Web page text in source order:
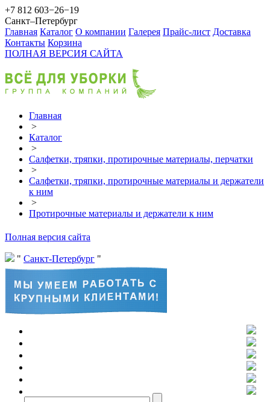
+7 812 603−26−19
Санкт–Петербург
Главная Каталог О компании Галерея Прайс-лист Доставка
Контакты Корзина
ПОЛНАЯ ВЕРСИЯ САЙТА
Главная
>
Каталог
>
Салфетки, тряпки, протирочные материалы, перчатки
>
Салфетки, тряпки, протирочные материалы и держатели
к ним
>
Протирочные материалы и держатели к ним
Полная версия сайта
Санкт-Петербург